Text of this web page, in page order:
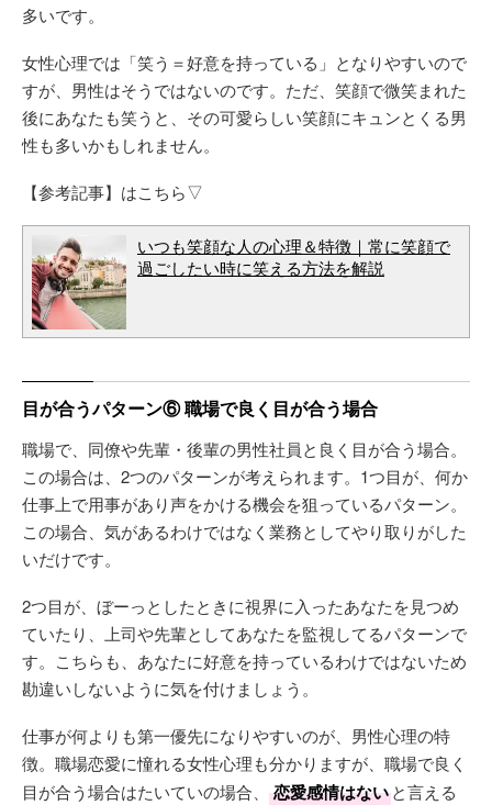
多いです。
女性心理では「笑う＝好意を持っている」となりやすいので
すが、男性はそうではないのです。ただ、笑顔で微笑まれた
後にあなたも笑うと、その可愛らしい笑顔にキュンとくる男
性も多いかもしれません。
【参考記事】はこちら▽
いつも笑顔な人の心理＆特徴｜常に笑顔で
過ごしたい時に笑える方法を解説
目が合うパターン⑥ 職場で良く目が合う場合
職場で、同僚や先輩・後輩の男性社員と良く目が合う場合。
この場合は、2つのパターンが考えられます。1つ目が、何か
仕事上で用事があり声をかける機会を狙っているパターン。
この場合、気があるわけではなく業務としてやり取りがした
いだけです。
2つ目が、ぼーっとしたときに視界に入ったあなたを見つめ
ていたり、上司や先輩としてあなたを監視してるパターンで
す。こちらも、あなたに好意を持っているわけではないため
勘違いしないように気を付けましょう。
仕事が何よりも第一優先になりやすいのが、男性心理の特
徴。職場恋愛に憧れる女性心理も分かりますが、職場で良く
目が合う場合はたいていの場合、
恋愛感情はないと言える